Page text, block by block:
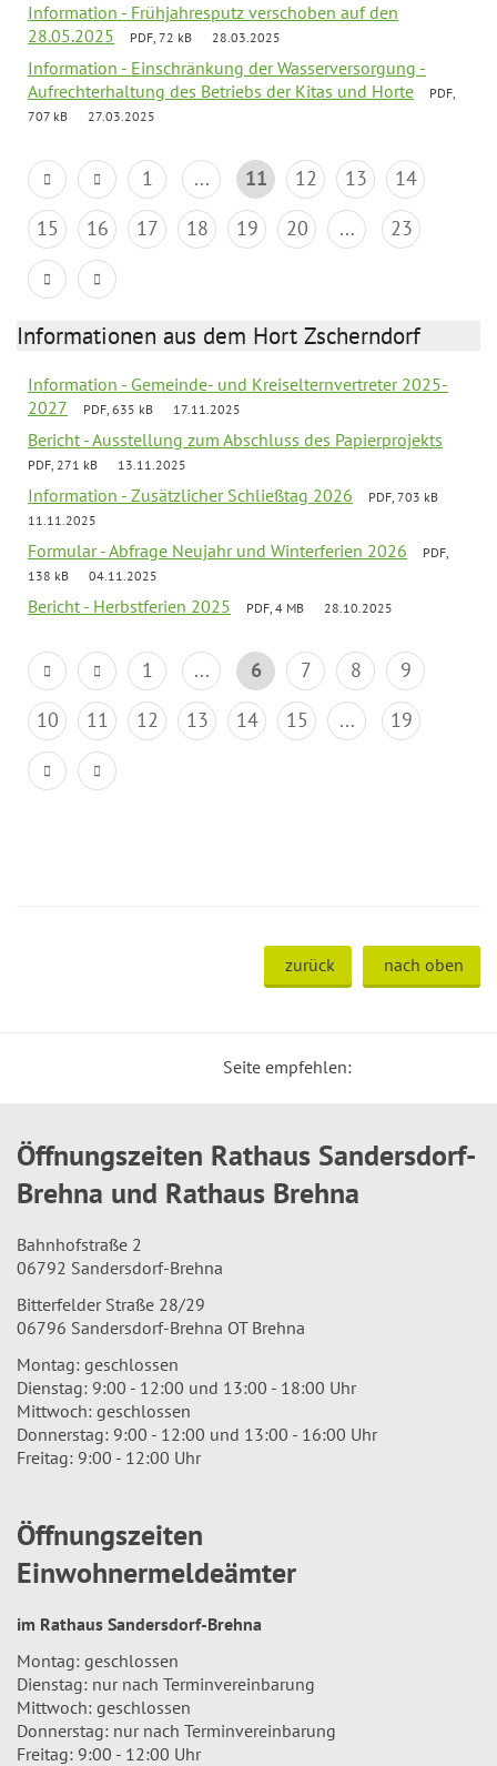
Information - Frühjahresputz verschoben auf den
28.05.2025
PDF, 72 kB 28.03.2025
Information - Einschränkung der Wasserversorgung -
Aufrechterhaltung des Betriebs der Kitas und Horte
PDF,
707 kB
27.03.2025
1 ... 11 12 13
14
15
16 17 18 19 20 ... 23
Informationen aus dem Hort Zscherndorf
Information - Gemeinde- und Kreiselternvertreter 2025-
2027
PDF, 635 kB 17.11.2025
Bericht - Ausstellung zum Abschluss des Papierprojekts
PDF, 271 kB 13.11.2025
Information - Zusätzlicher Schließtag 2026
PDF, 703 kB
11.11.2025
Formular - Abfrage Neujahr und Winterferien 2026
PDF,
138 kB
04.11.2025
Bericht - Herbstferien 2025 PDF, 4 MB 28.10.2025
1 ... 6 7 8
9
10
11 12 13 14 15 ... 19
zurück nach oben
Seite empfehlen:
Öffnungszeiten Rathaus Sandersdorf-
Brehna und Rathaus Brehna
Bahnhofstraße 2
06792 Sandersdorf-Brehna
Bitterfelder Straße 28/29
06796 Sandersdorf-Brehna OT Brehna
Montag: geschlossen
Dienstag: 9:00 - 12:00 und 13:00 - 18:00 Uhr
Mittwoch: geschlossen
Donnerstag: 9:00 - 12:00 und 13:00 - 16:00 Uhr
Freitag: 9:00 - 12:00 Uhr
Öffnungszeiten
Einwohnermeldeämter
im Rathaus Sandersdorf-Brehna
Montag: geschlossen
Dienstag: nur nach Terminvereinbarung
Mittwoch: geschlossen
Donnerstag: nur nach Terminvereinbarung
Freitag: 9:00 - 12:00 Uhr